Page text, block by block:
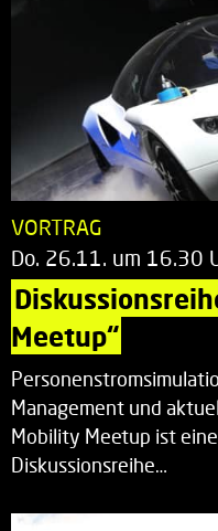
VORTRAG
Do. 26.11. um 16.30
Meetup“
Management und
Mobility Meetup ist
Diskussionsreihe…